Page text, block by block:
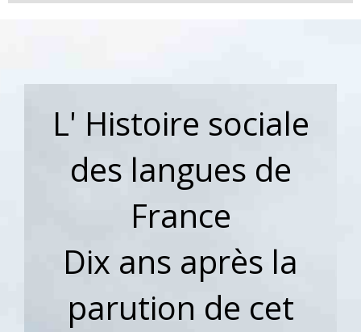
L' Histoire sociale
des langues de
France
Dix ans après la
parution de cet